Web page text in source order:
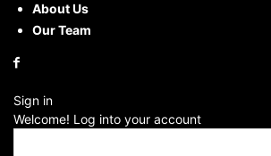
About Us
Our Team
Sign in
Welcome! Log into your account
Home Others
खेप के साथ एक...
Accused caught
narcotic capsules:
कैप्सुलों की खेप के साथ एक